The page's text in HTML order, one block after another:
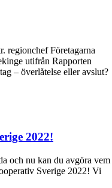
regionchef Företagarna
utifrån Rapporten
– överlåtelse eller avslut?
2022!
och nu kan du avgöra vem
Sverige 2022! Vi